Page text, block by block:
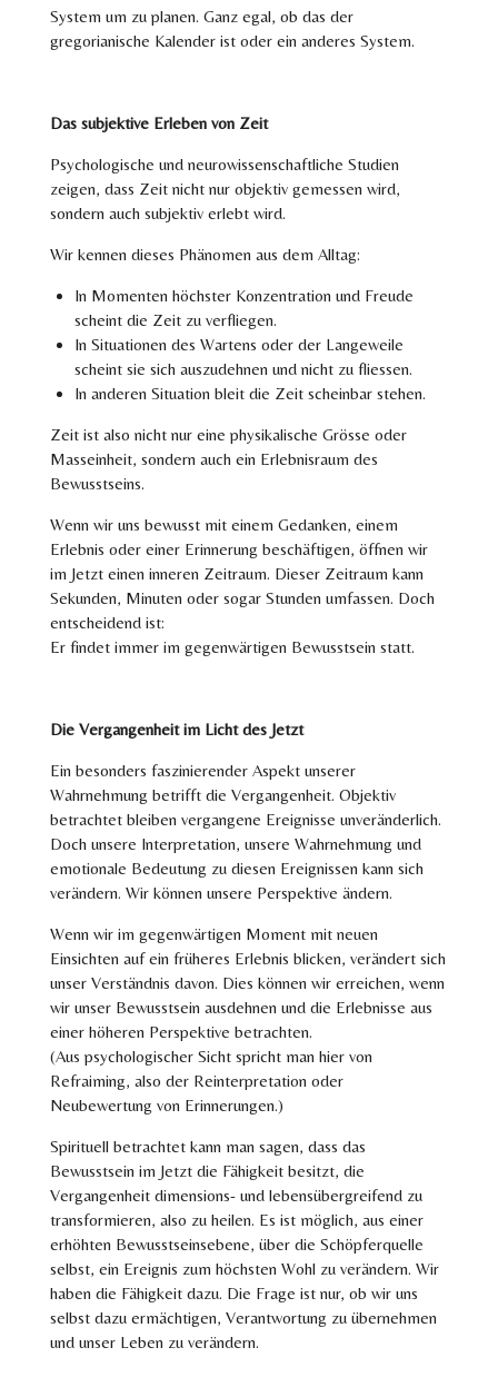
System um zu planen. Ganz egal, ob das der
gregorianische Kalender ist oder ein anderes System.
Das subjektive Erleben von Zeit
Psychologische und neurowissenschaftliche Studien
zeigen, dass Zeit nicht nur objektiv gemessen wird,
sondern auch subjektiv erlebt wird.
Wir kennen dieses Phänomen aus dem Alltag:
In Momenten höchster Konzentration und Freude
scheint die Zeit zu verfliegen.
In Situationen des Wartens oder der Langeweile
scheint sie sich auszudehnen und nicht zu fliessen.
In anderen Situation bleit die Zeit scheinbar stehen.
Zeit ist also nicht nur eine physikalische Grösse oder
Masseinheit, sondern auch ein Erlebnisraum des
Bewusstseins.
Wenn wir uns bewusst mit einem Gedanken, einem
Erlebnis oder einer Erinnerung beschäftigen, öffnen wir
im Jetzt einen inneren Zeitraum. Dieser Zeitraum kann
Sekunden, Minuten oder sogar Stunden umfassen. Doch
entscheidend ist:
Er findet immer im gegenwärtigen Bewusstsein statt.
Die Vergangenheit im Licht des Jetzt
Ein besonders faszinierender Aspekt unserer
Wahrnehmung betrifft die Vergangenheit. Objektiv
betrachtet bleiben vergangene Ereignisse unveränderlich.
Doch unsere Interpretation, unsere Wahrnehmung und
emotionale Bedeutung zu diesen Ereignissen kann sich
verändern. Wir können unsere Perspektive ändern.
Wenn wir im gegenwärtigen Moment mit neuen
Einsichten auf ein früheres Erlebnis blicken, verändert sich
unser Verständnis davon. Dies können wir erreichen, wenn
wir unser Bewusstsein ausdehnen und die Erlebnisse aus
einer höheren Perspektive betrachten.
(Aus psychologischer Sicht spricht man hier von
Refraiming, also der Reinterpretation oder
Neubewertung von Erinnerungen.)
Spirituell betrachtet kann man sagen, dass das
Bewusstsein im Jetzt die Fähigkeit besitzt, die
Vergangenheit dimensions- und lebensübergreifend zu
transformieren, also zu heilen. Es ist möglich, aus einer
erhöhten Bewusstseinsebene, über die Schöpferquelle
selbst, ein Ereignis zum höchsten Wohl zu verändern. Wir
haben die Fähigkeit dazu. Die Frage ist nur, ob wir uns
selbst dazu ermächtigen, Verantwortung zu übernehmen
und unser Leben zu verändern.